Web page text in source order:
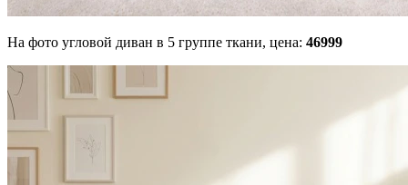
На фото угловой диван в 5 группе ткани, цена: 46999